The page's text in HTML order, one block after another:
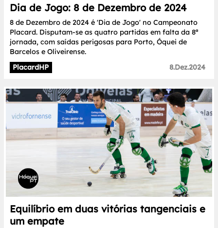
Dia de Jogo: 8 de Dezembro de 2024
8 de Dezembro de 2024 é 'Dia de Jogo' no Campeonato
Placard. Disputam-se as quatro partidas em falta da 8ª
jornada, com saídas perigosas para Porto, Óquei de
Barcelos e Oliveirense.
PlacardHP
8.Dez.2024
Equilíbrio em duas vitórias tangenciais e
um empate